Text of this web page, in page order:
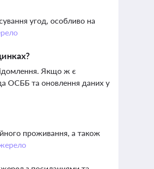
угод, особливо на
Якщо ж є
ОСББ та оновлення даних у
проживання, а також